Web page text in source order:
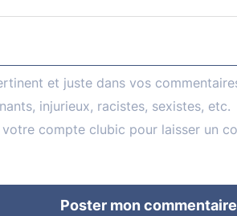
Poster mon commentaire